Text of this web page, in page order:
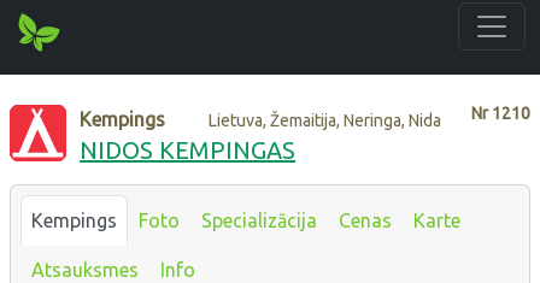
Nr1210
Kempings Lietuva, Žemaitija, Neringa, Nida
NIDOS KEMPINGAS
Kempings Foto Specializācija Cenas Karte
Atsauksmes Info